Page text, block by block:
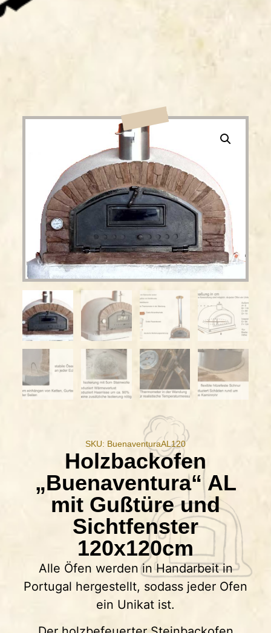
SKU: BuenaventuraAL120
Holzbackofen
„Buenaventura“ AL
mit Gußtüre und
Sichtfenster
120x120cm
Alle Öfen werden in Handarbeit in
Portugal hergestellt, sodass jeder Ofen
ein Unikat ist.